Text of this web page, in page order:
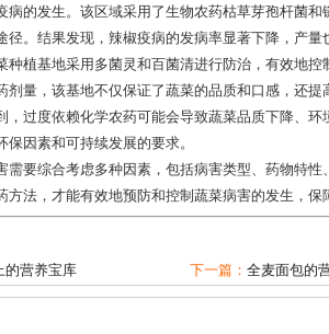
病的发生。该区域采用了生物农药枯草芽孢杆菌
径。结果发现，辣椒疫病的发病率显著下降，产量
种植基地采用多菌灵和百菌清进行防治，有效地
剂量，该基地不仅保证了蔬菜的品质和口感，还提
，过度依赖化学农药可能会导致蔬菜品质下降、
因素和可持续发展的要求。
需要综合考虑多种因素，包括病害类型、药物特
方法，才能有效地预防和控制蔬菜病害的发生，
的营养宝库 下一篇： 全麦面包的